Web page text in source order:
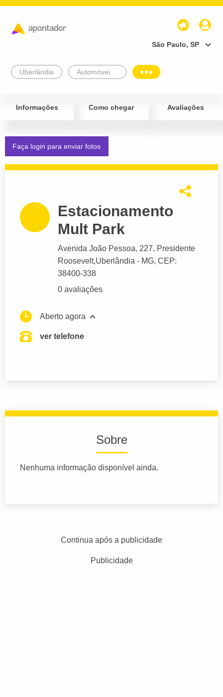
São Paulo, SP
Uberlândia
Informações Como chegar Avaliações
Faça login para enviar fotos
Estacionamento
Mult Park
Avenida João Pessoa, 227, Presidente
Roosevelt,Uberlândia - MG, CEP:
38400-338
0 avaliações
Aberto agora
ver telefone
Sobre
Nenhuma informação disponível ainda.
Continua após a publicidade
Publicidade